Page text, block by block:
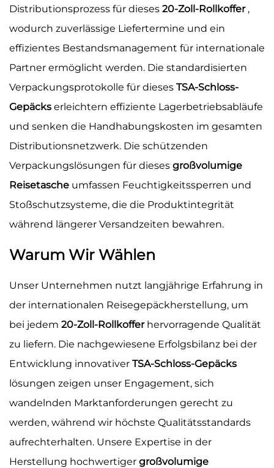
Distributionsprozess für dieses 20-Zoll-Rollkoffer ,
wodurch zuverlässige Liefertermine und ein
effizientes Bestandsmanagement für internationale
Partner ermöglicht werden. Die standardisierten
Verpackungsprotokolle für dieses TSA-Schloss-
Gepäcks erleichtern effiziente Lagerbetriebsabläufe
und senken die Handhabungskosten im gesamten
Distributionsnetzwerk. Die schützenden
Verpackungslösungen für dieses großvolumige
Reisetasche umfassen Feuchtigkeitssperren und
Stoßschutzsysteme, die die Produktintegrität
während längerer Versandzeiten bewahren.
Warum Wir Wählen
Unser Unternehmen nutzt langjährige Erfahrung in
der internationalen Reisegepäckherstellung, um
bei jedem 20-Zoll-Rollkoffer hervorragende Qualität
zu liefern. Die nachgewiesene Erfolgsbilanz bei der
Entwicklung innovativer TSA-Schloss-Gepäcks
lösungen zeigen unser Engagement, sich
wandelnden Marktanforderungen gerecht zu
werden, während wir höchste Qualitätsstandards
aufrechterhalten. Unsere Expertise in der
Herstellung hochwertiger großvolumige